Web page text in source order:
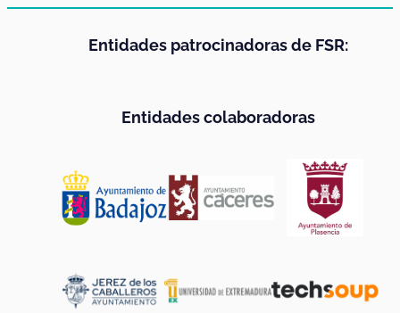
Entidades patrocinadoras de FSR:
Entidades colaboradoras